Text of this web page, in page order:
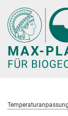
Hauptinhalt